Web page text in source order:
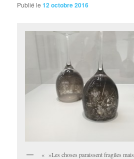
Publié le12 octobre 2016
« »Les choses paraissent fragiles